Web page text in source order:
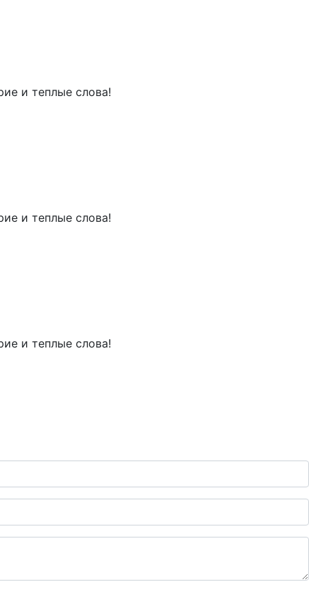
и теплые слова!
и теплые слова!
и теплые слова!